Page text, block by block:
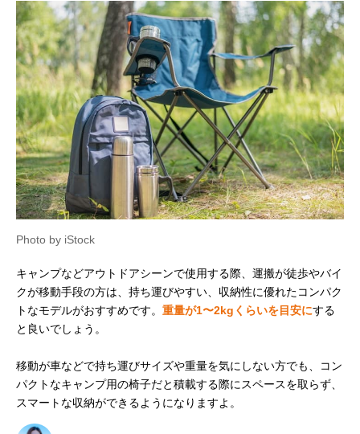
Photo by iStock
キャンプなどアウトドアシーンで使用する際、運搬が徒歩やバイ
クが移動手段の方は、持ち運びやすい、収納性に優れたコンパク
トなモデルがおすすめです。 重量が1〜2kgくらいを目安にする
と良いでしょう。
移動が車などで持ち運びサイズや重量を気にしない方でも、コン
パクトなキャンプ用の椅子だと積載する際にスペースを取らず、
スマートな収納ができるようになりますよ。